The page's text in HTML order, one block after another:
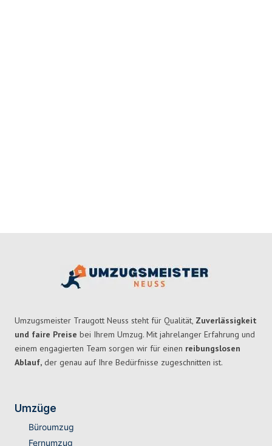
Umzugsmeister Traugott Neuss steht für Qualität, Zuverlässigkeit
und faire Preise bei Ihrem Umzug. Mit jahrelanger Erfahrung und
einem engagierten Team sorgen wir für einen reibungslosen
Ablauf, der genau auf Ihre Bedürfnisse zugeschnitten ist.
Umzüge
Büroumzug
Fernumzug